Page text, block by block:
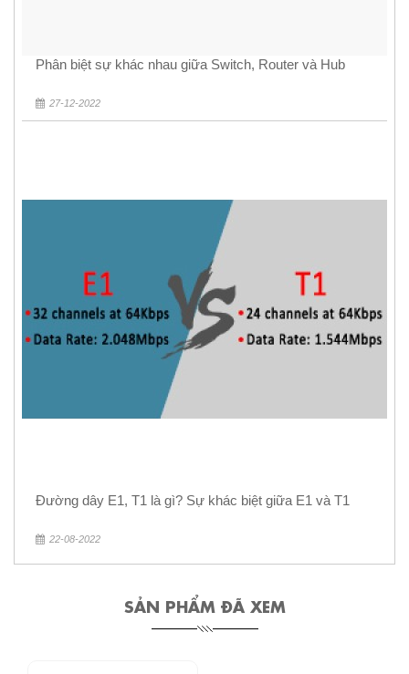
Phân biệt sự khác nhau giữa Switch, Router và Hub
27-12-2022
Đường dây E1, T1 là gì? Sự khác biệt giữa E1 và T1
22-08-2022
SẢN PHẨM ĐÃ XEM